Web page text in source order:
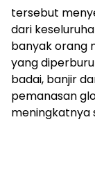
tersebut
dari
banyak orang
yang
badai, banjir
pemanasan
meningkatnya